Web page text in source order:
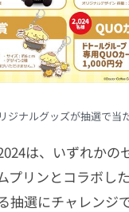
ナルグッズが抽選で当
は、いずれかの
プリンとコラボし
抽選にチャレンジで